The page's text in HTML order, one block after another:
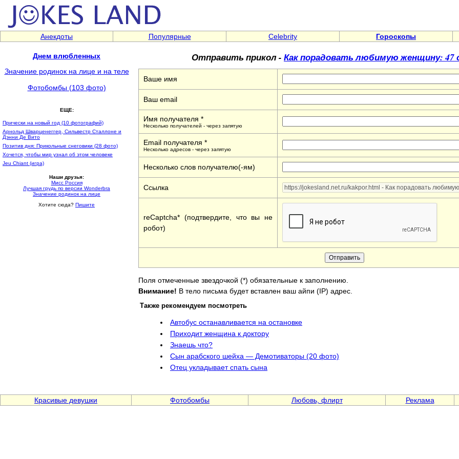
Анекдоты Популярные Celebrity Гороскопы
Днем влюбленных
Значение родинок на лице и на теле
Фотобомбы (103 фото)
ЕЩЕ:
Прически на новый год (10 фотографий)
Арнольд Шварценеггер, Сильвестр Сталлоне и
Дэнни Де Вито
Позитив дня: Прикольные снеговики (28 фото)
Хочется, чтобы мир узнал об этом человеке
Jeu Chiant (игра)
Наши друзья:
Мисс Россия
Лучшая грудь по версии Wonderbra
Значение родинок на лице
Хотите сюда? Пишите
Отправить прикол - Как порадовать любимую женщину: 47
Ваше имя
Ваш email
Имя получателя *
Несколько получателей - через запятую
Email получателя *
Несколько адресов - через запятую
Несколько слов получателю(-ям)
Ссылка
reCaptcha* (подтвердите, что вы не
робот)
Поля отмеченные звездочкой (*) обязательные к заполнению.
Внимание! В тело письма будет вставлен ваш айпи (IP) адрес.
Также рекомендуем посмотреть
Автобус останавливается на остановке
Приходит женщина к доктору
Знаешь что?
Сын арабского шейха — Демотиваторы (20 фото)
Отец укладывает спать сына
Красивые девушки Фотобомбы Любовь, флирт Реклама